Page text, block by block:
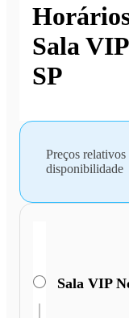
Sala
SP
Preços
disponibilidade
Sala VIP